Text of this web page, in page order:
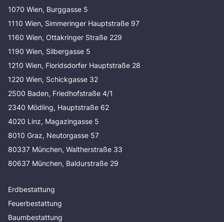
1070 Wien, Burggasse 5
1110 Wien, Simmeringer Hauptstraße 97
1160 Wien, Ottakringer Straße 229
1190 Wien, Silbergasse 5
1210 Wien, Floridsdorfer Hauptstraße 28
1220 Wien, Schickgasse 32
2500 Baden, Friedhofstraße 4/1
2340 Mödling, Hauptstraße 62
4020 Linz, Magazingasse 5
8010 Graz, Neutorgasse 57
80337 München, Waltherstraße 33
80637 München, Baldurstraße 29
Erdbestattung
Feuerbestattung
Baumbestattung